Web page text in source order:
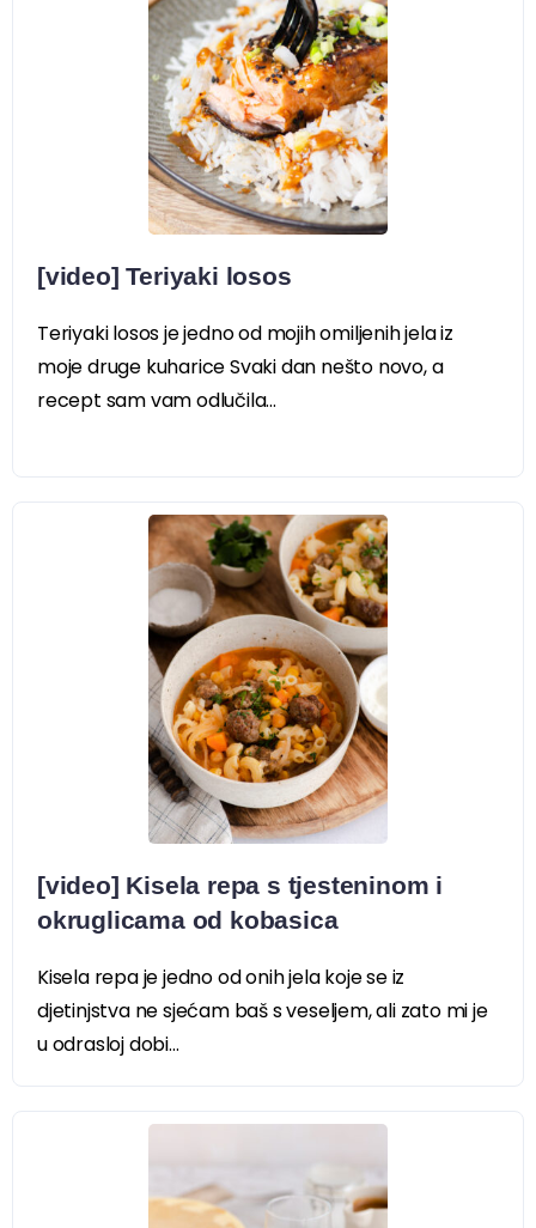
[video] Teriyaki losos
Teriyaki losos je jedno od mojih omiljenih jela iz
moje druge kuharice Svaki dan nešto novo, a
recept sam vam odlučila...
[video] Kisela repa s tjesteninom i
okruglicama od kobasica
Kisela repa je jedno od onih jela koje se iz
djetinjstva ne sjećam baš s veseljem, ali zato mi je
u odrasloj dobi...